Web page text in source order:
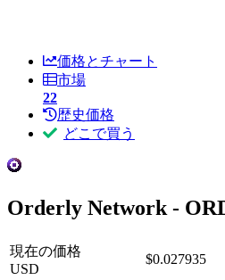
価格とチャート
市場
22
歴史価格
どこで買う
Orderly Network -
現在の価格
USD
$0.027935